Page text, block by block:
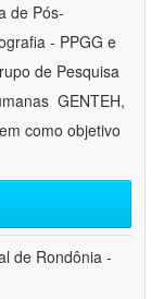
de Pós-
- PPGG e
de Pesquisa
 GENTEH,
como objetivo
de Rondônia -